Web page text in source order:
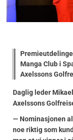
Manga Club i
Axelssons
Daglig leder
Axelssons
— Nominasjonen
noe riktig som